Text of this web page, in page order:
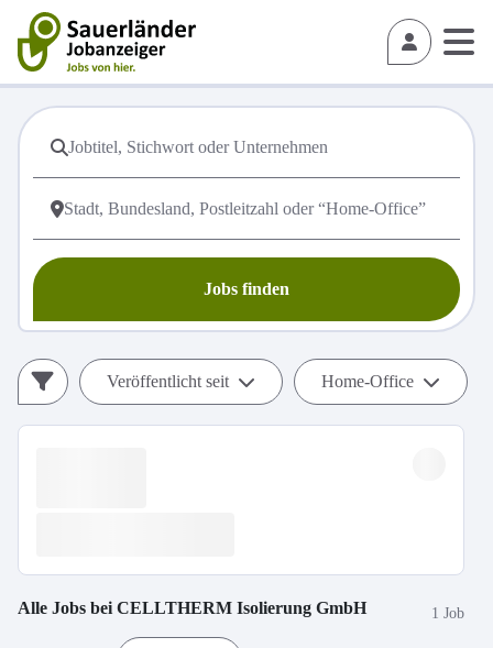
Jobs finden
Veröffentlicht seit Home-Office
Alle Jobs bei CELLTHERM Isolierung GmbH 1 Job